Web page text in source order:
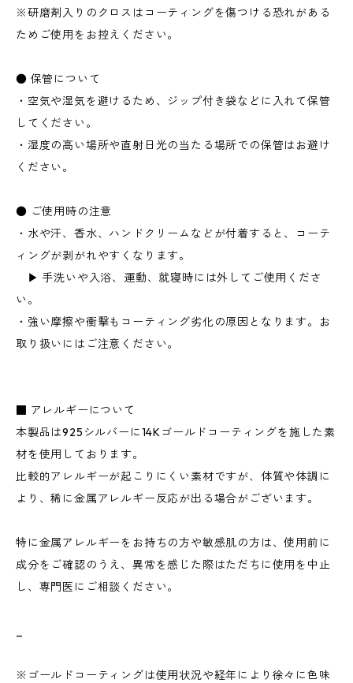
※研磨剤入りのクロスはコーティングを傷つける恐れがある
ためご使用をお控えください。
● 保管について
・空気や湿気を避けるため、ジップ付き袋などに入れて保管
してください。
・湿度の高い場所や直射日光の当たる場所での保管はお避け
ください。
● ご使用時の注意
・水や汗、香水、ハンドクリームなどが付着すると、コーテ
ィングが剥がれやすくなります。
▶︎ 手洗いや入浴、運動、就寝時には外してご使用くださ
い。
・強い摩擦や衝撃もコーティング劣化の原因となります。お
取り扱いにはご注意ください。
■ アレルギーについて
本製品は925シルバーに14Kゴールドコーティングを施した素
材を使用しております。
比較的アレルギーが起こりにくい素材ですが、体質や体調に
より、稀に金属アレルギー反応が出る場合がございます。
特に金属アレルギーをお持ちの方や敏感肌の方は、使用前に
成分をご確認のうえ、異常を感じた際はただちに使用を中止
し、専門医にご相談ください。
※ゴールドコーティングは使用状況や経年により徐々に色味